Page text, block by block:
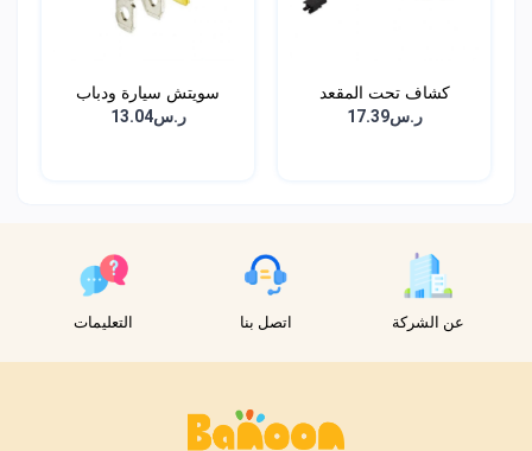
كشاف تحت المقعد
ر.س17.39
سويتش سيارة ودباب
ر.س13.04
عن الشركة اتصل بنا التعليمات